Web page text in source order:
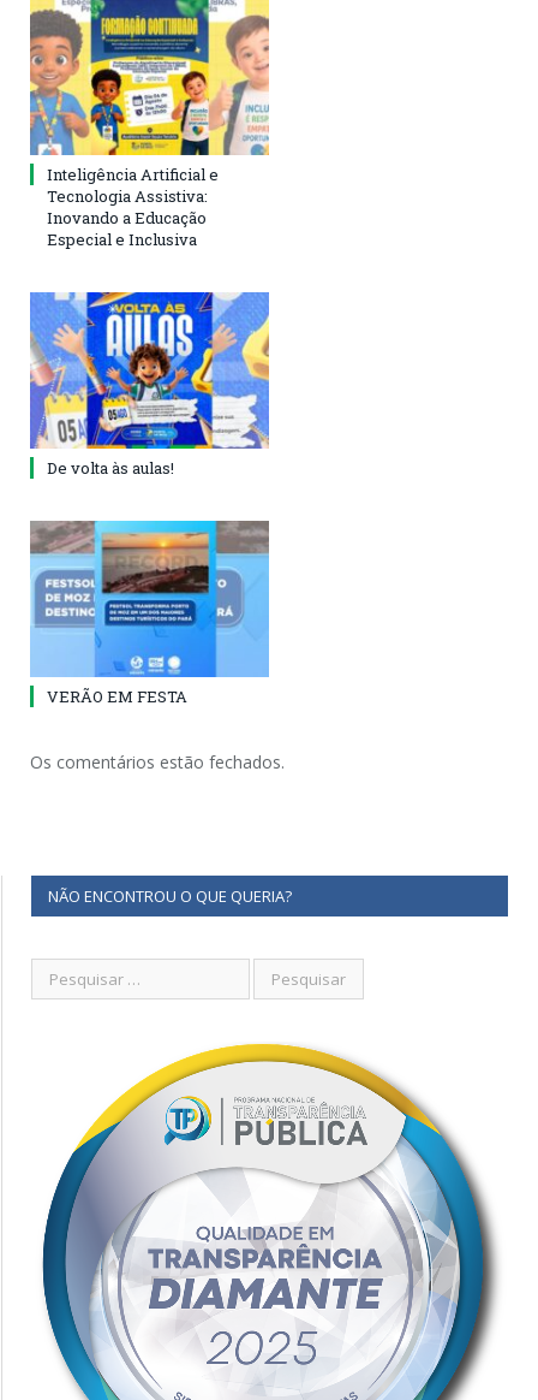
Inteligência Artificial e
Tecnologia Assistiva:
Inovando a Educação
Especial e Inclusiva
De volta às aulas!
VERÃO EM FESTA
Os comentários estão fechados.
NÃO ENCONTROU O QUE QUERIA?